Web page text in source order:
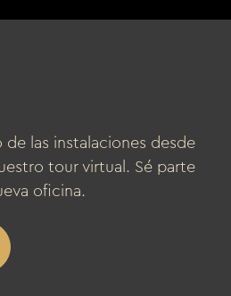
las instalaciones desde
tour virtual. Sé parte
oficina.